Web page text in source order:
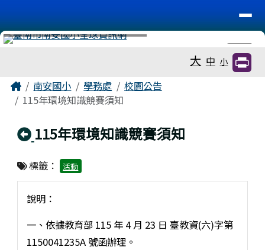
⏸
大 中 小
主內容區域
Home南安國小 學務處
校園公告
115年環境知識競賽須知
回上頁
115年環境知識競賽須知
標籤： 活動
說明：
一、依據教育部 115 年 4 月 23 日 臺教資(六)字第
1150041235A 號函辦理。
頁尾區域